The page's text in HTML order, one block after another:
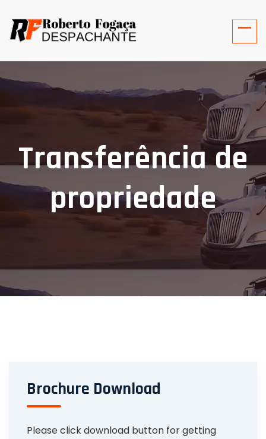
Transferência de
propriedade
Brochure Download
Please click download button for getting